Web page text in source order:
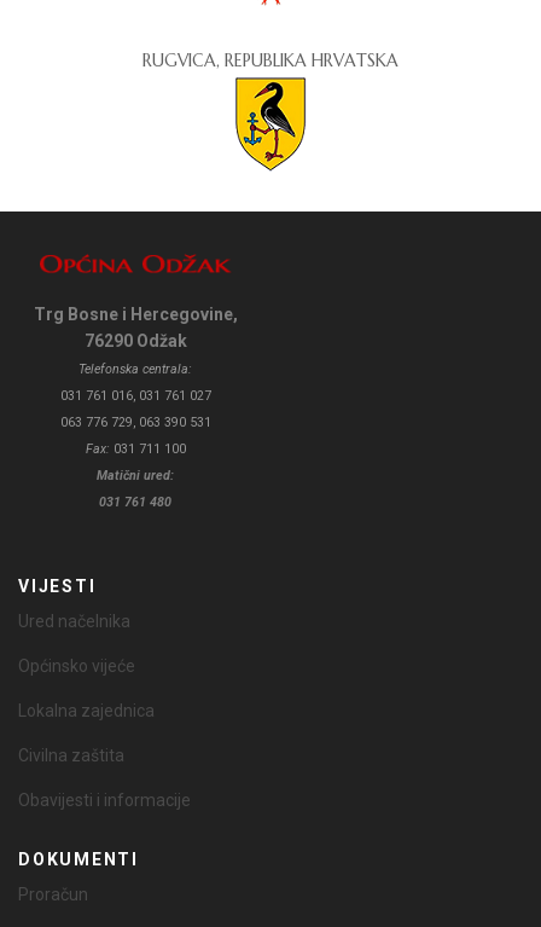
RUGVICA, REPUBLIKA HRVATSKA
Trg Bosne i Hercegovine,
76290 Odžak
Telefonska centrala:
031 761 016, 031 761 027
063 776 729, 063 390 531
Fax: 031 711 100
Matični ured:
031 761 480
VIJESTI
Ured načelnika
Općinsko vijeće
Lokalna zajednica
Civilna zaštita
Obavijesti i informacije
DOKUMENTI
Proračun